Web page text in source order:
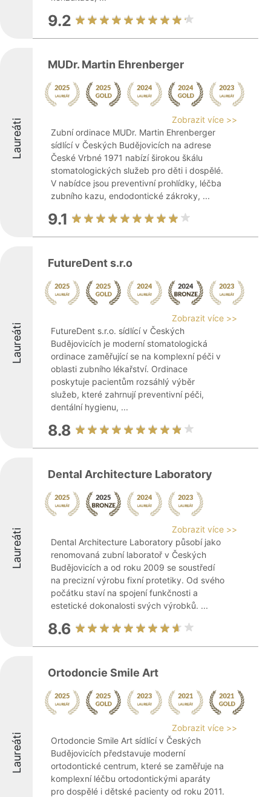
9.2
Laureáti
MUDr. Martin Ehrenberger
Zobrazit více >>
Zubní ordinace MUDr. Martin Ehrenberger
sídlící v Českých Budějovicích na adrese
České Vrbné 1971 nabízí širokou škálu
stomatologických služeb pro děti i dospělé.
V nabídce jsou preventivní prohlídky, léčba
zubního kazu, endodontické zákroky, ...
9.1
Laureáti
FutureDent s.r.o
Zobrazit více >>
FutureDent s.r.o. sídlící v Českých
Budějovicích je moderní stomatologická
ordinace zaměřující se na komplexní péči v
oblasti zubního lékařství. Ordinace
poskytuje pacientům rozsáhlý výběr
služeb, které zahrnují preventivní péči,
dentální hygienu, ...
8.8
Laureáti
Dental Architecture Laboratory
Zobrazit více >>
Dental Architecture Laboratory působí jako
renomovaná zubní laboratoř v Českých
Budějovicích a od roku 2009 se soustředí
na precizní výrobu fixní protetiky. Od svého
počátku staví na spojení funkčnosti a
estetické dokonalosti svých výrobků. ...
8.6
Laureáti
Ortodoncie Smile Art
Zobrazit více >>
Ortodoncie Smile Art sídlící v Českých
Budějovicích představuje moderní
ortodontické centrum, které se zaměřuje na
komplexní léčbu ortodontickými aparáty
pro dospělé i dětské pacienty od roku 2011.